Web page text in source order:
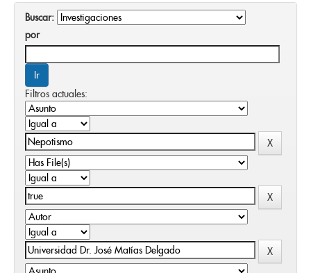
Buscar:
por
Filtros actuales: